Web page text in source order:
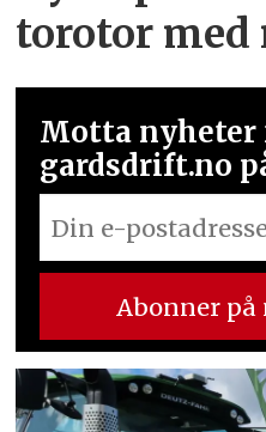
torotor med
Motta nyheter
gardsdrift.no